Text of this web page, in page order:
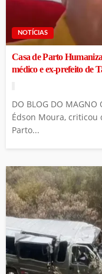
NOTÍCIAS
Casa de Parto
médico e ex-prefeito de
DO BLOG DO
Édson Moura, criticou
Parto...